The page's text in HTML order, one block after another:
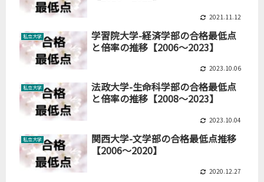
2021.11.12
私立大学
学習院大学-経済学部の合格最低点
と倍率の推移【2006～2023】
2023.10.06
私立大学
法政大学-生命科学部の合格最低点
と倍率の推移【2008～2023】
2023.10.04
私立大学
関西大学-文学部の合格最低点推移
【2006～2020】
2020.12.27